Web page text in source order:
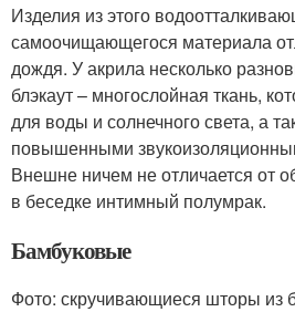
Изделия из этого
самоочищающегося материала
дождя. У акрила несколько
блэкаут – многослойная ткань,
для воды и солнечного света, а
повышенными
Внешне ничем не отличается от
в беседке интимный полумрак.
Бамбуковые
Фото: скручивающиеся шторы из